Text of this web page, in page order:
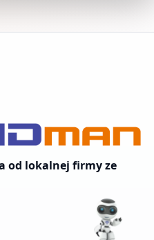
od lokalnej firmy ze